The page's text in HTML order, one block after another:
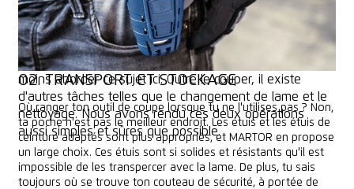
Avec un outil de coupe MARTOR, vous êtes déjà en
sécurité. Mais l'ergonomie de votre poste de travail, la
lumière et l'acoustique ont également une influence sur
votre bien-être et votre efficacité. Nous souhaitons au
moins aborder ce sujet ici. Outre le couper, il existe
d'autres tâches telles que le changement de lame et le
nettoyage. Nous avons rendu ces deux opérations
aussi simples et sûres que possible.
02. TRANSPORT ET STOCKAGE
Où ranger ton outil de coupe lorsque tu ne l'utilises pas ? Non,
ta poche n'est pas le meilleur endroit. Les étuis et les étuis de
ceinture adaptés sont plus appropriés, et MARTOR en propose
un large choix. Ces étuis sont si solides et résistants qu'il est
impossible de les transpercer avec la lame. De plus, tu sais
toujours où se trouve ton couteau de sécurité, à portée de